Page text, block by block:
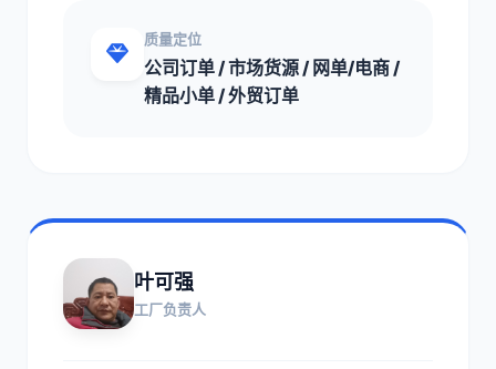
质量定位
公司订单 / 市场货源 / 网单/电商 /
精品小单 / 外贸订单
叶可强
工厂负责人